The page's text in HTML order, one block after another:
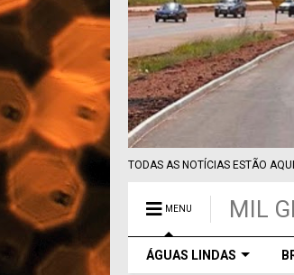
TODAS AS NOTÍCIAS ESTÃO AQUI
MENU MIL
ÁGUAS LINDAS